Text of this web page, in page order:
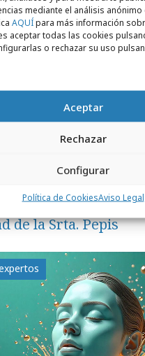
mediante el análisis
AQUÍpara más información
aceptar todas las cookies
o rechazar su uso
Aceptar
Rechazar
Configurar
Política de CookiesAviso Legal
2026
de la Srta. Pepis